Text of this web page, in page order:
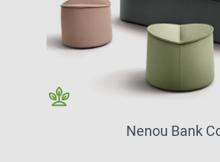
Nenou Bank